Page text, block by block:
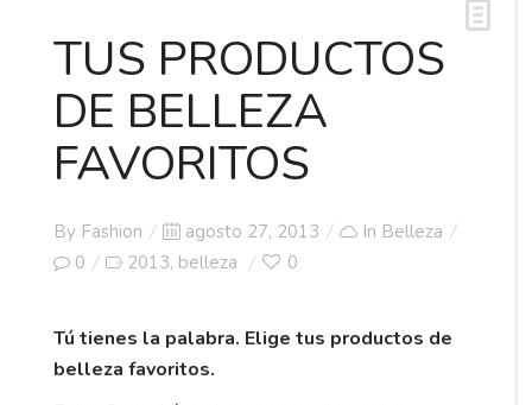
TUS PRODUCTOS
DE BELLEZA
FAVORITOS
By Fashion
Posted
on
agosto 27, 2013 In Belleza
0
2013, belleza 0
Tú tienes la palabra. Elige tus productos de
belleza favoritos.